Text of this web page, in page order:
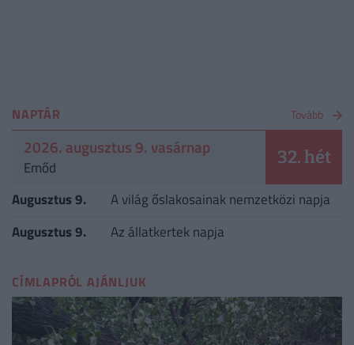
NAPTÁR Tovább
2026. augusztus 9. vasárnap
Emőd 32. hét
Augusztus 9.
A világ őslakosainak nemzetközi napja
Augusztus 9.
Az állatkertek napja
CÍMLAPRÓL AJÁNLJUK